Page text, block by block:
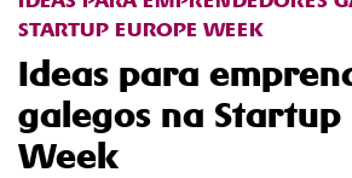
STARTUP EUROPE WEEK
Ideas para
galegos na Startup
Week